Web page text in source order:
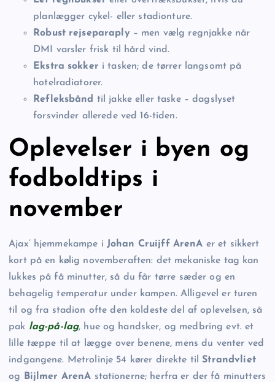
planlægger cykel- eller stadionture.
Robust rejseparaply– men vælg regnjakke når
DMI varsler frisk til hård vind.
Ekstra sokker i tasken; de tørrer langsomt på
hotelradiatorer.
Refleksbånd til jakke eller taske – dagslyset
forsvinder allerede ved 16-tiden.
Oplevelser i byen og
fodboldtips i
november
Ajax’ hjemmekampe i Johan Cruijff ArenA er et sikkert
kort på en kølig novemberaften: det mekaniske tag kan
lukkes på få minutter, så du får tørre sæder og en
behagelig temperatur under kampen. Alligevel er turen
til og fra stadion ofte den koldeste del af oplevelsen, så
pak lag-på-lag, hue og handsker, og medbring evt. et
lille tæppe til at lægge over benene, mens du venter ved
indgangene. Metrolinje 54 kører direkte tilStrandvliet
og
Bijlmer ArenA stationerne; herfra er der få minutters